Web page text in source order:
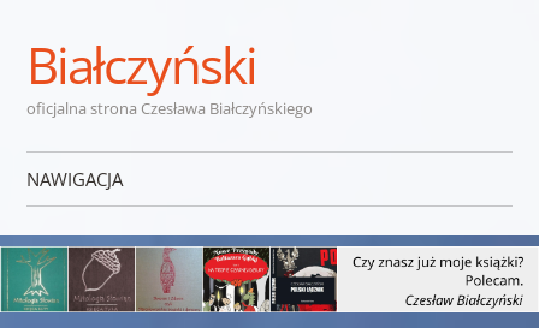
Białczyński
oficjalna strona Czesława Białczyńskiego
NAWIGACJA